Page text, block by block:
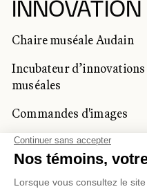
INNOVATION
Chaire muséale Audain
Incubateur d’innovations
muséales
Commandes d'images
Prix Lynne-Cohen